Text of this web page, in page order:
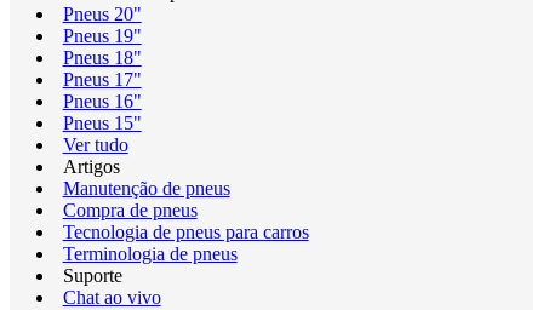
Pneus 20"
Pneus 19"
Pneus 18"
Pneus 17"
Pneus 16"
Pneus 15"
Ver tudo
Artigos
Manutenção de pneus
Compra de pneus
Tecnologia de pneus para carros
Terminologia de pneus
Suporte
Chat ao vivo